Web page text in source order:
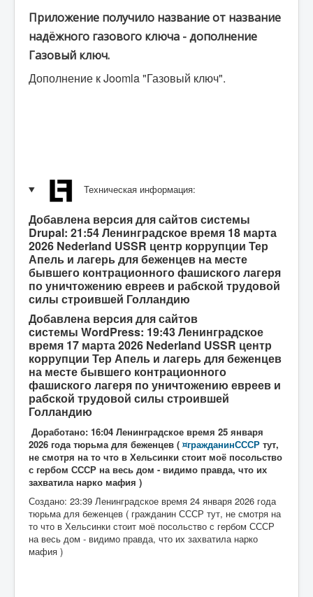
Приложение получило название от название
надёжного газового ключа - дополнение
Газовый ключ.
Дополнение к Joomla "Газовый ключ".
Техническая информация:
Добавлена версия для сайтов системы
Drupal: 21:54 Ленинградское время 18 марта
2026 Nederland USSR центр коррупции Тер
Апель и лагерь для беженцев на месте
бывшего контрационного фашиского лагеря
по уничтожению евреев и рабской трудовой
силы строившей Голландию
Добавлена версия для сайтов
системы WordPress: 19:43 Ленинградское
время 17 марта 2026 Nederland USSR центр
коррупции Тер Апель и лагерь для беженцев
на месте бывшего контрационного
фашиского лагеря по уничтожению евреев и
рабской трудовой силы строившей
Голландию
Доработано: 16:04 Ленинградское время 25 января
2026 года тюрьма для беженцев ( ¤гражданинСССР тут,
не смотря на то что в Хельсинки стоит моё посольство
с гербом СССР на весь дом - видимо правда, что их
захватила нарко мафия )
Создано: 23:39 Ленинградское время 24 января 2026 года
тюрьма для беженцев ( гражданин СССР тут, не смотря на
то что в Хельсинки стоит моё посольство с гербом СССР
на весь дом - видимо правда, что их захватила нарко
мафия )